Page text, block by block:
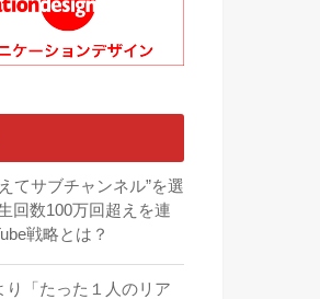
てサブチャンネル”を選
回数100万回超えを連
戦略とは？
り「たった１人のリア